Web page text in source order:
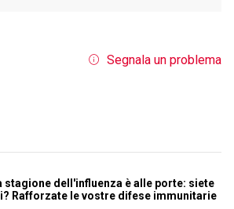
Segnala un problema
stagione dell'influenza è alle porte: siete
Rafforzate le vostre difese immunitarie